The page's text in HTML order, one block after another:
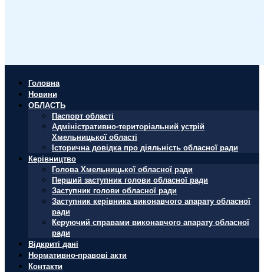
Головна
Новини
ОБЛАСТЬ
Паспорт області
Адміністративно-територіальний устрій
Хмельницької області
Історична довідка про діяльність обласної ради
Керівництво
Голова Хмельницької обласної ради
Перший заступник голови обласної ради
Заступник голови обласної ради
Заступник керівника виконавчого апарату обласної
ради
Керуючий справами виконавчого апарату обласної
ради
Відкриті дані
Нормативно-правові акти
Контакти